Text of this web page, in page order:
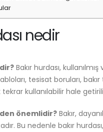
nedir
Bakır hurdası,
tesisat boruları,
kullanılabilir hale
önemlidir? Bakır,
Bu nedenle bakır